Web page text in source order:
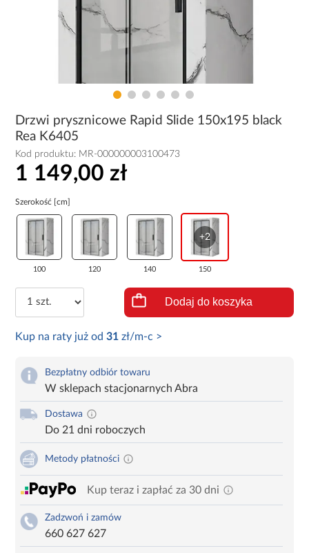
Drzwi prysznicowe Rapid Slide 150x195 black
Rea K6405
Kod produktu: MR-000000003100473
1 149,00 zł
Szerokość [cm]
100 120 140
+2
150
Dodaj do koszyka
Kup na raty już od31 zł/m-c >
Bezpłatny odbiór towaru
W sklepach stacjonarnych Abra
Dostawa
Do 21 dni roboczych
Metody płatności
Kup teraz i zapłać za 30 dni
Zadzwoń i zamów
660 627 627